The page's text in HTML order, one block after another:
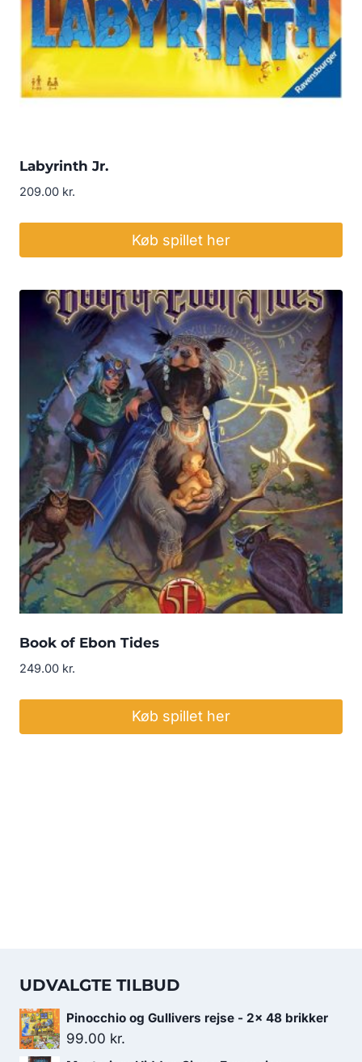
Labyrinth Jr.
209.00 kr.
Køb spillet her
Book of Ebon Tides
249.00 kr.
Køb spillet her
UDVALGTE TILBUD
Pinocchio og Gullivers rejse - 2x 48 brikker
99.00 kr.